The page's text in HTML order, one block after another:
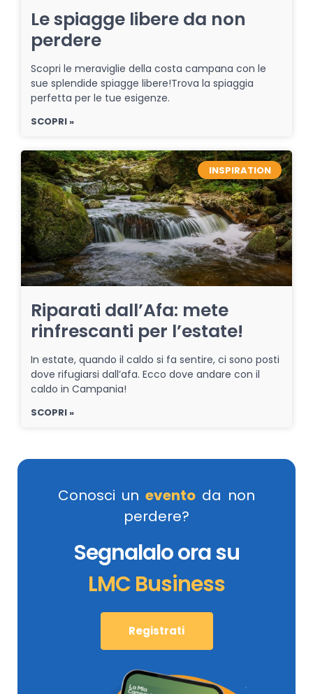
Le spiagge libere da non
perdere
Scopri le meraviglie della costa campana con le
sue splendide spiagge libere!Trova la spiaggia
perfetta per le tue esigenze.
SCOPRI »
INSPIRATION
Riparati dall’Afa: mete
rinfrescanti per l’estate!
In estate, quando il caldo si fa sentire, ci sono posti
dove rifugiarsi dall’afa. Ecco dove andare con il
caldo in Campania!
SCOPRI »
Conosci un evento da non
perdere?
Segnalalo ora su
LMC Business
Registrati